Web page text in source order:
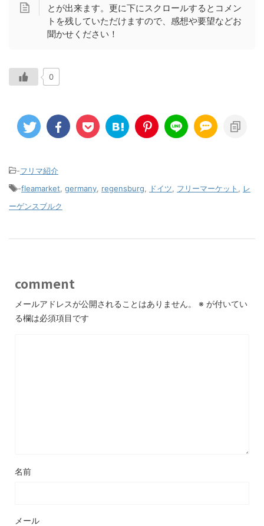
とが出来ます。更に下にスクロールするとコメン
トを残していただけますので、感想や要望などお
聞かせください！
0
-フリマ紹介
-fleamarket germany regensburg ドイツ フリーマーケット
レ
ーゲンスブルク
comment
メールアドレスが公開されることはありません。 ※ が付いてい
る欄は必須項目です
名前
メール